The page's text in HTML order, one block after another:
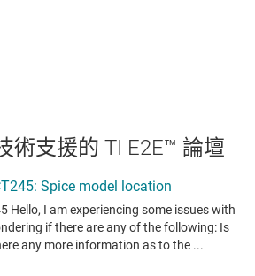
術支援的 TI E2E™ 論壇